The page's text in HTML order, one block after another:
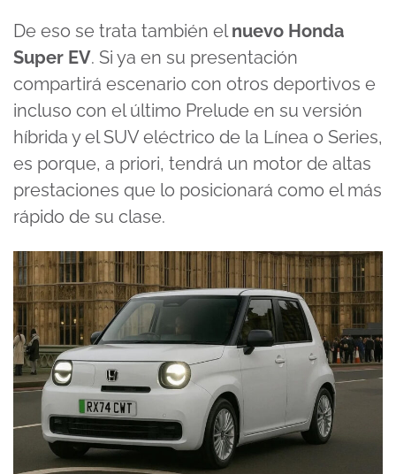
De eso se trata también elnuevo Honda
Super EV. Si ya en su presentación
compartirá escenario con otros deportivos e
incluso con el último Prelude en su versión
híbrida y el SUV eléctrico de la Línea 0 Series,
es porque, a priori, tendrá un motor de altas
prestaciones que lo posicionará como el más
rápido de su clase.